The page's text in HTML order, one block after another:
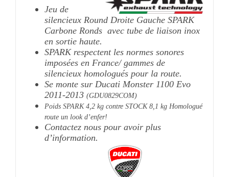
Jeu de
silencieux Round Droite Gauche SPARK
Carbone Ronds avec tube de liaison inox
en sortie haute.
SPARK respectent les normes sonores
imposées en France/ gammes de
silencieux homologués pour la route.
Se monte sur Ducati Monster 1100 Evo
2011-2013 (GDU0829COM)
Poids SPARK 4,2 kg contre STOCK 8,1 kg Homologué
route un look d’enfer!
Contactez nous pour avoir plus
d’information.